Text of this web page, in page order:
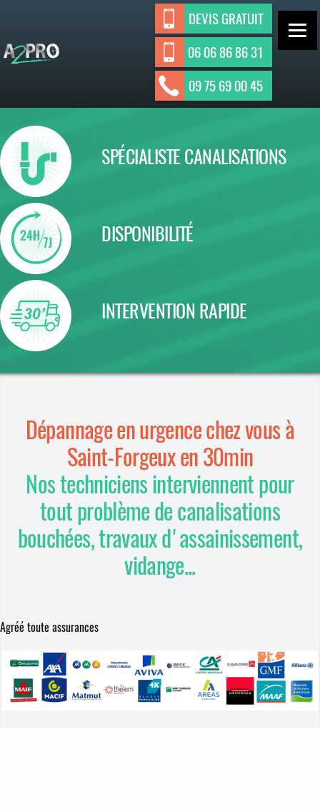
contenu
DEVIS GRATUIT
06 06 86 86 31
09 75 69 00 45
ASSAINISSEMENT INDIVIDUEL ET
COLLECTIF
SPÉCIALISTE CANALISATIONS
DISPONIBILITÉ
INTERVENTION RAPIDE
Dépannage en urgence chez vous à
Saint-Forgeux en 30min
Nos techniciens interviennent pour
tout problème de canalisations
bouchées, travaux d'assainissement,
vidange...
Agréé toute assurances